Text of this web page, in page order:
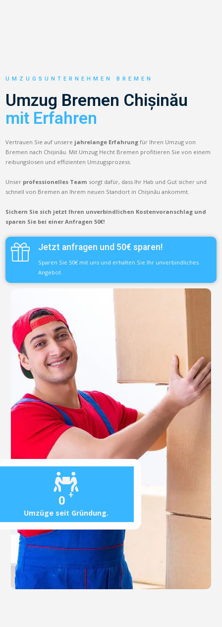
0 +
Umzüge seit Gründung.
UMZUGSUNTERNEHMEN BREMEN
Umzug Bremen Chișinău
mit Erfahren
Vertrauen Sie auf unsere jahrelange Erfahrung für Ihren Umzug von
Bremen nach Chișinău. Mit Umzug Hecht Bremen profitieren Sie von einem
reibungslosen und effizienten Umzugsprozess.
Unser professionelles Team sorgt dafür, dass Ihr Hab und Gut sicher und
schnell von Bremen an Ihrem neuen Standort in Chișinău ankommt.
Sichern Sie sich jetzt Ihren unverbindlichen Kostenvoranschlag und
sparen Sie bei einer Anfragen 50€!
Jetzt anfragen und 50€ sparen!
Sparen Sie 50€ mit uns und erhalten Sie Ihr unverbindliches
Angebot.